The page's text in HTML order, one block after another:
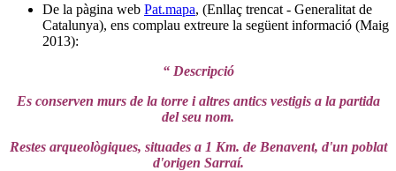
De la pàgina web Pat.mapa, (Enllaç trencat - Generalitat de
Catalunya), ens complau extreure la següent informació (Maig
2013):
“ Descripció
Es conserven murs de la torre i altres antics vestigis a la partida
del seu nom.
Restes arqueològiques, situades a 1 Km. de Benavent, d'un poblat
d'origen Sarraí.